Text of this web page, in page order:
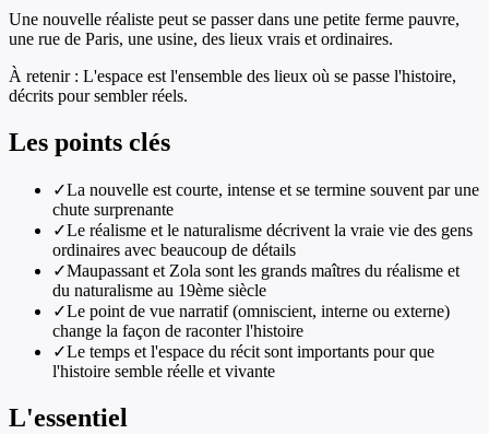
Une nouvelle réaliste peut se passer dans une petite ferme pauvre,
une rue de Paris, une usine, des lieux vrais et ordinaires.
À retenir : L'espace est l'ensemble des lieux où se passe l'histoire,
décrits pour sembler réels.
Les points clés
✓La nouvelle est courte, intense et se termine souvent par une
chute surprenante
✓Le réalisme et le naturalisme décrivent la vraie vie des gens
ordinaires avec beaucoup de détails
✓Maupassant et Zola sont les grands maîtres du réalisme et
du naturalisme au 19ème siècle
✓Le point de vue narratif (omniscient, interne ou externe)
change la façon de raconter l'histoire
✓Le temps et l'espace du récit sont importants pour que
l'histoire semble réelle et vivante
L'essentiel